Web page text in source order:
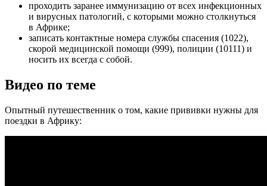
проходить заранее иммунизацию от всех инфекционных
и вирусных патологий, с которыми можно столкнуться
в Африке;
записать контактные номера службы спасения (1022),
скорой медицинской помощи (999), полиции (10111) и
носить их всегда с собой.
Видео по теме
Опытный путешественник о том, какие прививки нужны для
поездки в Африку: